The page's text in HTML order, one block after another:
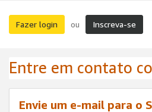
Fazer login ou Inscreva-se
Entre em contato
Envie um e-mail para o